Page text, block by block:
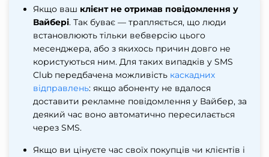
Якщо ваш клієнт не отримав повідомлення у
Вайбері. Так буває — трапляється, що люди
встановлюють тільки вебверсію цього
месенджера, або з якихось причин довго не
користуються ним. Для таких випадків у SMS
Club передбачена можливість каскадних
відправлень: якщо абоненту не вдалося
доставити рекламне повідомлення у Вайбер, за
деякий час воно автоматично пересилається
через SMS.
Якщо ви цінуєте час своїх покупців чи клієнтів і